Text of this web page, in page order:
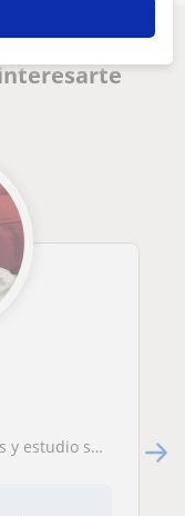
repaso de diversas asignaturas. Si